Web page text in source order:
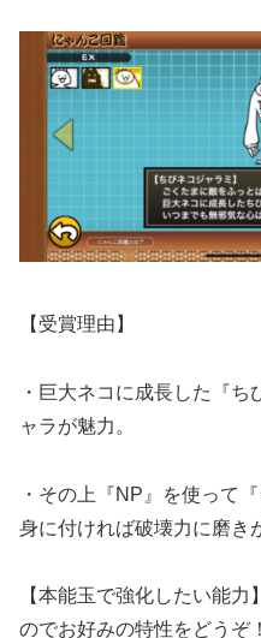
【受賞理由】
・巨大ネコに成長した『
ャラが魅力。
・その上『NP』を使って
身に付ければ破壊力に磨き
【本能玉で強化したい能
のでお好みの特性をどうぞ